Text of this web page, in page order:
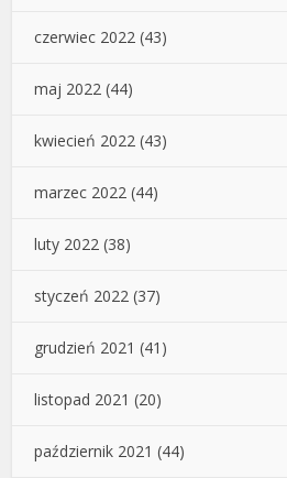
czerwiec 2022 (43)
maj 2022 (44)
kwiecień 2022 (43)
marzec 2022 (44)
luty 2022 (38)
styczeń 2022 (37)
grudzień 2021 (41)
listopad 2021 (20)
październik 2021 (44)